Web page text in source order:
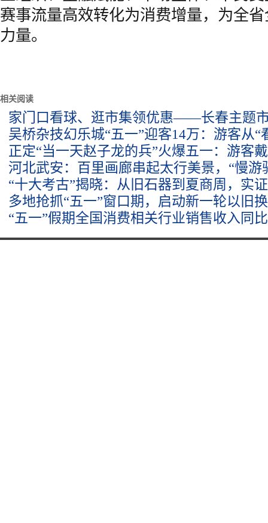
赛事流量高效转化为消费增量，为全
力量。
相关阅读
家门口看球、逛市集领优惠——长春主题
吴桥杂技幻乐城“五一”迎客14万：游客从“
正定“当一天赵子龙的兵”火爆五一：游客
河北武安：百里画廊串起太行美景，“慢游
“十大考古”揭晓：从旧石器到夏商周，实
多地抢抓“五一”窗口期，启动新一轮以旧
“五一”假期全国消费相关行业销售收入同